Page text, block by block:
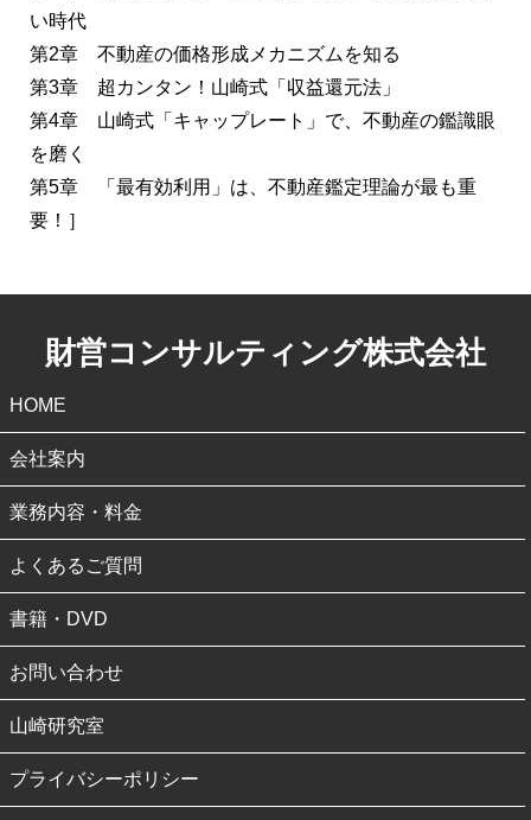
い時代
第2章 不動産の価格形成メカニズムを知る
第3章 超カンタン！山崎式「収益還元法」
第4章 山崎式「キャップレート」で、不動産の鑑識眼
を磨く
第5章 「最有効利用」は、不動産鑑定理論が最も重
要！］
財営コンサルティング株式会社
HOME
会社案内
業務内容・料金
よくあるご質問
書籍・DVD
お問い合わせ
山崎研究室
プライバシーポリシー